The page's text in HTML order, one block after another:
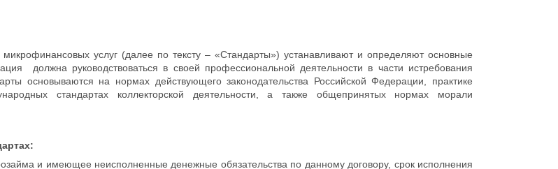
услуг (далее по тексту – «Стандарты») устанавливают и определяют основные
должна руководствоваться в своей профессиональной деятельности в части истребования
основываются на нормах действующего законодательства Российской Федерации, практике
стандартах коллекторской деятельности, а также общепринятых нормах морали
и имеющее неисполненные денежные обязательства по данному договору, срок исполнения